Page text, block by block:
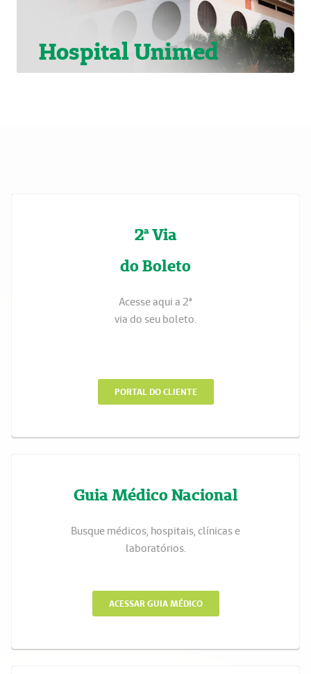
Hospital Unimed
2ª Via
do Boleto
Acesse aqui a 2ª
via do seu boleto.
PORTAL DO CLIENTE
Guia Médico Nacional
Busque médicos, hospitais, clínicas e
laboratórios.
ACESSAR GUIA MÉDICO